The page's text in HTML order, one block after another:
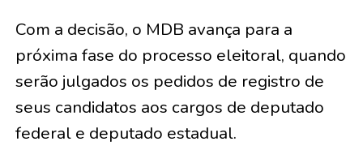
Com a decisão, o MDB avança para a
próxima fase do processo eleitoral, quando
serão julgados os pedidos de registro de
seus candidatos aos cargos de deputado
federal e deputado estadual.